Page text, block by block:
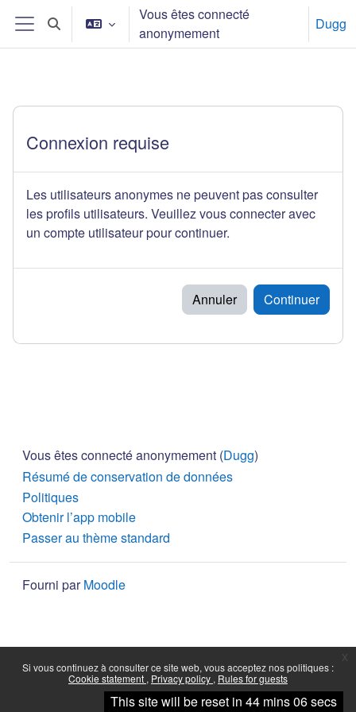
Passer au contenu principal
Si vous continuez à consulter ce site web, vous acceptez nos politiques :
Cookie statement Privacy policy Rules for guests
Continuer
Panneau latéral
Activer/désactiver la saisie de recherche
Vous êtes connecté
anonymement
Dugg
Connexion requise
Les utilisateurs anonymes ne peuvent pas consulter
les profils utilisateurs. Veuillez vous connecter avec
un compte utilisateur pour continuer.
Annuler Continuer
Vous êtes connecté anonymement (Dugg)
Résumé de conservation de données
Politiques
Obtenir l’app mobile
Passer au thème standard
Fourni parMoodle
This site will be reset in 44 mins 06 secs